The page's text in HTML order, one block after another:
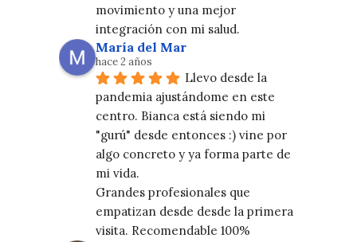
movimiento y una mejor
integración con mi salud.
María del Mar
hace 2 años
Llevo desde la
pandemia ajustándome en este
centro. Bianca está siendo mi
"gurú" desde entonces :) vine por
algo concreto y ya forma parte de
mi vida.
Grandes profesionales que
empatizan desde desde la primera
visita. Recomendable 100%